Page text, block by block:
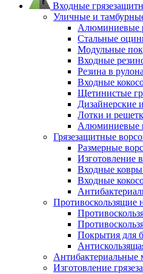
Входные
Уличные и
Алюминиевые
Стальные
Модульные
Входные
Резина в
Входные
Щетинистые
Дизайнерские
Лотки и
Алюминиевые
Грязезащитные
Размерные
Изготовление
Входные
Входные
Противоскользящие
Покрытия для
Антибактериальные
Изготовление